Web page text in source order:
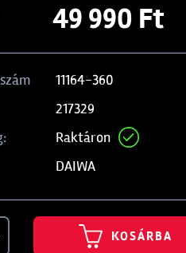
49 990 Ft
11164-360
217329
Raktáron
DAIWA
KOSÁRBA